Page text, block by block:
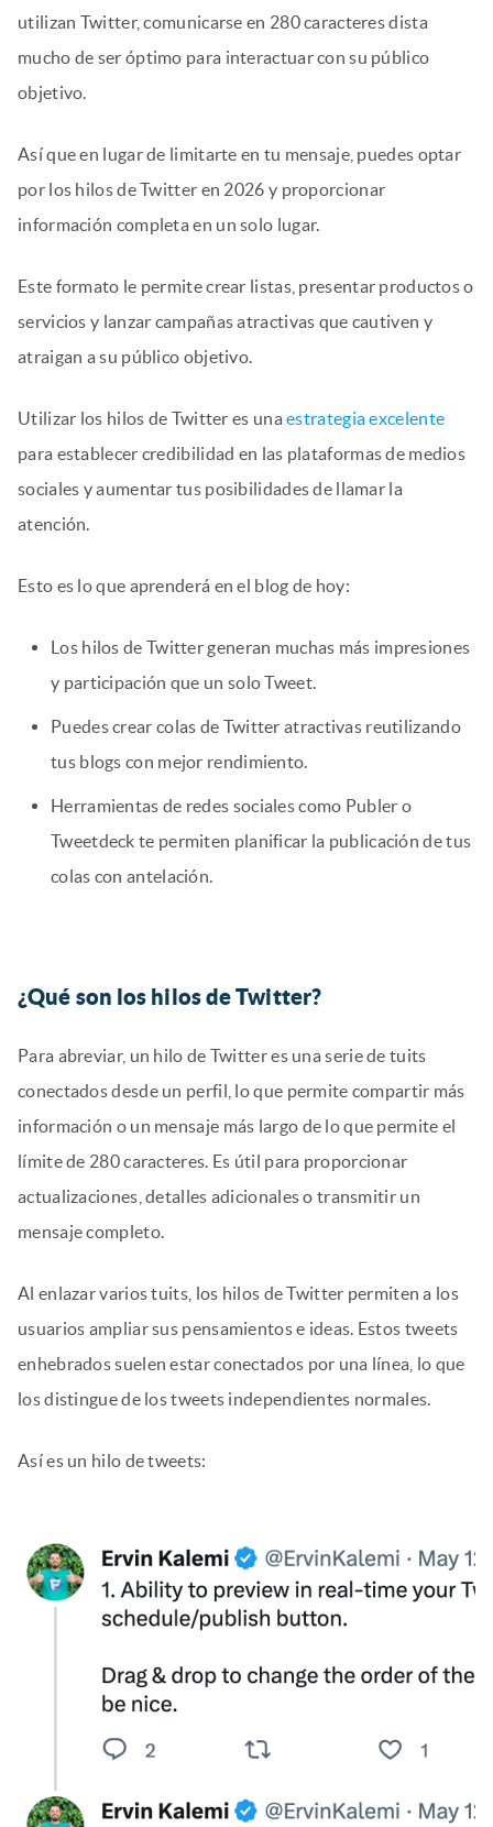
utilizan Twitter, comunicarse en 280 caracteres dista
mucho de ser óptimo para interactuar con su público
objetivo.
Así que en lugar de limitarte en tu mensaje, puedes optar
por los hilos de Twitter en 2026 y proporcionar
información completa en un solo lugar.
Este formato le permite crear listas, presentar productos o
servicios y lanzar campañas atractivas que cautiven y
atraigan a su público objetivo.
Utilizar los hilos de Twitter es unaestrategia excelente
para establecer credibilidad en las plataformas de medios
sociales y aumentar tus posibilidades de llamar la
atención.
Esto es lo que aprenderá en el blog de hoy:
Los hilos de Twitter generan muchas más impresiones
y participación que un solo Tweet.
Puedes crear colas de Twitter atractivas reutilizando
tus blogs con mejor rendimiento.
Herramientas de redes sociales como Publer o
Tweetdeck te permiten planificar la publicación de tus
colas con antelación.
¿Qué son los hilos de Twitter?
Para abreviar, un hilo de Twitter es una serie de tuits
conectados desde un perfil, lo que permite compartir más
información o un mensaje más largo de lo que permite el
límite de 280 caracteres. Es útil para proporcionar
actualizaciones, detalles adicionales o transmitir un
mensaje completo.
Al enlazar varios tuits, los hilos de Twitter permiten a los
usuarios ampliar sus pensamientos e ideas. Estos tweets
enhebrados suelen estar conectados por una línea, lo que
los distingue de los tweets independientes normales.
Así es un hilo de tweets: